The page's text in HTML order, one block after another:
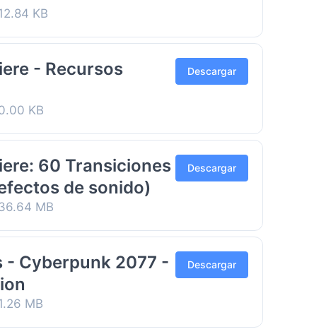
KB
- Recursos
KB
Descargar
60 Transiciones
de sonido)
MB
Descargar
- Cyberpunk 2077 -
MB
Descargar